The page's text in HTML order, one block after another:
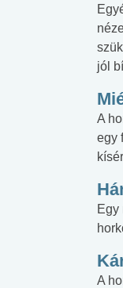
jól
A
egy
Egy
A